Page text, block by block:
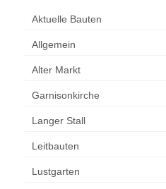
Aktuelle Bauten
Allgemein
Alter Markt
Garnisonkirche
Langer Stall
Leitbauten
Lustgarten